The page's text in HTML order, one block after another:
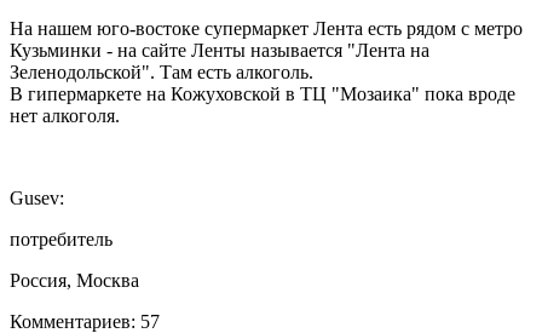
На нашем юго-востоке супермаркет Лента есть рядом с метро
Кузьминки - на сайте Ленты называется "Лента на
Зеленодольской". Там есть алкоголь.
В гипермаркете на Кожуховской в ТЦ "Мозаика" пока вроде
нет алкоголя.
Gusev:
потребитель
Россия, Москва
Комментариев: 57